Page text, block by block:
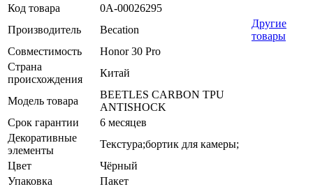
Код товара
0А-00026295
Производитель
Becation
Другие
товары
Совместимость
Honor 30 Pro
Страна
происхождения
Китай
Модель товара
BEETLES CARBON TPU
ANTISHOCK
Срок гарантии
6 месяцев
Декоративные
элементы
Текстура;бортик для камеры;
Цвет
Чёрный
Упаковка
Пакет